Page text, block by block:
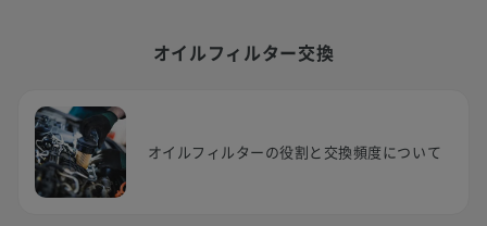
オイルフィルター交換
オイルフィルターの役割と交換頻度について